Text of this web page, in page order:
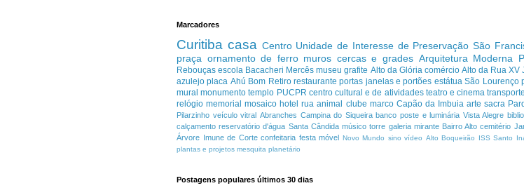
Marcadores
Curitiba casa Centro Unidade de Interesse de Preservação São
praça ornamento de ferro muros cercas e grades Arquitetura Moderna
Rebouças escola Bacacheri Mercês museu grafite Alto da Glória comércio Alto da Rua XV
azulejo placa Ahú Bom Retiro restaurante portas janelas e portões estátua São Lourenço
mural monumento templo PUCPR centro cultural e de atividades teatro e cinema transporte
relógio memorial mosaico hotel rua animal clube marco Capão da Imbuia arte sacra
Pilarzinho veículo vitral Abranches Campina do Siqueira banco poste e luminária Vista Alegre
calçamento reservatório d'água Santa Cândida músico torre galeria mirante Bairro Alto cemitério
Árvore Imune de Corte confeitaria festa móvel Novo Mundo sino vídeo Alto Boqueirão ISS Santo
plantas e projetos mesquita planetário
Postagens populares últimos 30 dias